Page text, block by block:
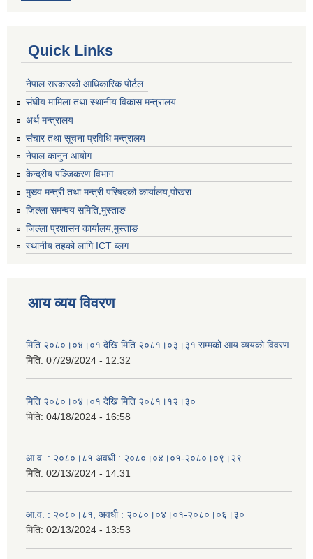
Quick Links
नेपाल सरकारको आधिकारिक पोर्टल
संघीय मामिला तथा स्थानीय विकास मन्त्रालय
अर्थ मन्त्रालय
संचार तथा सूचना प्रविधि मन्त्रालय
नेपाल कानुन आयोग
केन्द्रीय पञ्जिकरण विभाग
मुख्य मन्त्री तथा मन्त्री परिषदको कार्यालय,पोखरा
जिल्ला समन्वय समिति,मुस्ताङ
जिल्ला प्रशासन कार्यालय,मुस्ताङ
स्थानीय तहको लागि ICT ब्लग
आय व्यय विवरण
मिति २०८०।०४।०१ देखि मिति २०८१।०३।३१ सम्मको आय व्ययको विवरण
मिति: 07/29/2024 - 12:32
मिति २०८०।०४।०१ देखि मिति २०८१।१२।३०
मिति: 04/18/2024 - 16:58
आ.व. : २०८०।८१ अवधी : २०८०।०४।०१-२०८०।०९।२९
मिति: 02/13/2024 - 14:31
आ.व. : २०८०।८१, अवधी : २०८०।०४।०१-२०८०।०६।३०
मिति: 02/13/2024 - 13:53